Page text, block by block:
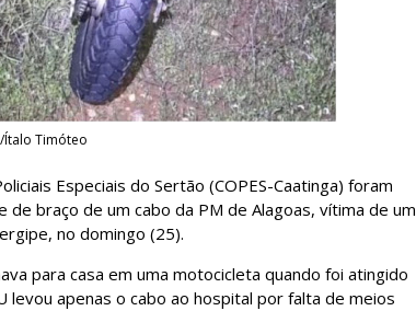
Timóteo
Especiais do Sertão (COPES-Caatinga) foram
braço de um cabo da PM de Alagoas, vítima de um
no domingo (25).
para casa em uma motocicleta quando foi atingido
levou apenas o cabo ao hospital por falta de meios